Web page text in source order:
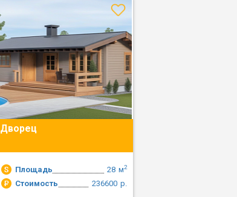
Дворец
Площадь м2
28
Стоимость
р.
236600